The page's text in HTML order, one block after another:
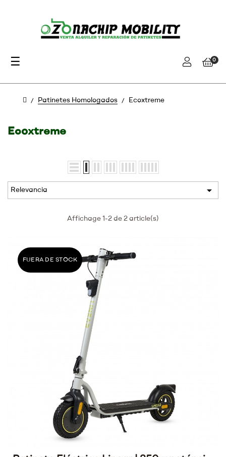
Navegación
palanca
☰ 0
Patinetes Homologados Ecoxtreme
Ecoxtreme
Relevancia 
Affichage 1-2 de 2 article(s)
FUERA DE STOCK